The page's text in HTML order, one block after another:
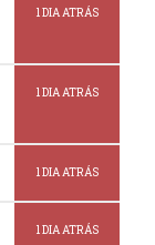
1 DIA ATRÁS
1 DIA ATRÁS
1 DIA ATRÁS
1 DIA ATRÁS